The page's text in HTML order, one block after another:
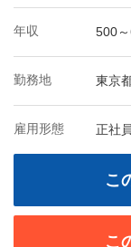
年収 500
勤務地 東京
雇用形態 正社員
こ
こ